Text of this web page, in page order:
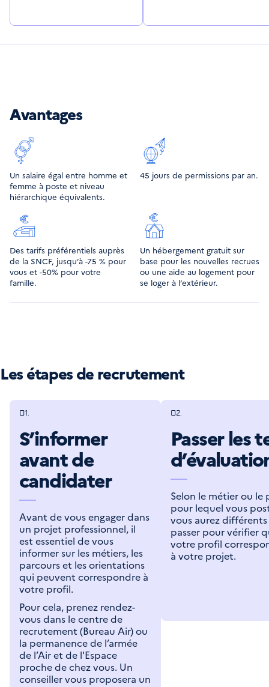
Avantages
Un salaire égal entre homme et
femme à poste et niveau
hiérarchique équivalents.
45 jours de permissions par an.
Des tarifs préférentiels auprès
de la SNCF, jusqu’à -75 % pour
vous et -50% pour votre
famille.
Un hébergement gratuit sur
base pour les nouvelles recrues
ou une aide au logement pour
se loger à l’extérieur.
Les étapes de recrutement
01.
S’informer
avant de
candidater
Avant de vous engager dans
un projet professionnel, il
est essentiel de vous
informer sur les métiers, les
parcours et les orientations
qui peuvent correspondre à
votre profil.
Pour cela, prenez rendez-
vous dans le centre de
recrutement (Bureau Air) ou
la permanence de l’armée
de l’Air et de l'Espace
proche de chez vous. Un
conseiller vous proposera un
02.
Passer les
Selon le métier ou le
pour lequel vous
vous aurez
passer pour vérifier
votre profil
à votre projet.